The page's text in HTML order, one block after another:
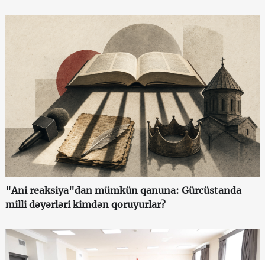
"Ani reaksiya"dan mümkün qanuna: Gürcüstanda
milli dəyərləri kimdən qoruyurlar?